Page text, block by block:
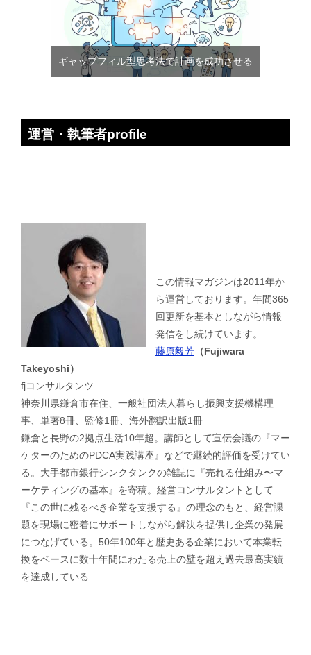
ギャップフィル型思考法で計画を成功させる
運営・執筆者profile
この情報マガジンは2011年か
ら運営しております。年間365
回更新を基本としながら情報
発信をし続けています。
藤原毅芳 （Fujiwara
Takeyoshi）
fjコンサルタンツ
神奈川県鎌倉市在住、一般社団法人暮らし振興支援機構理
事、単著8冊、監修1冊、海外翻訳出版1冊
鎌倉と長野の2拠点生活10年超。講師として宣伝会議の『マー
ケターのためのPDCA実践講座』などで継続的評価を受けてい
る。大手都市銀行シンクタンクの雑誌に『売れる仕組み〜マ
ーケティングの基本』を寄稿。経営コンサルタントとして
『この世に残るべき企業を支援する』の理念のもと、経営課
題を現場に密着にサポートしながら解決を提供し企業の発展
につなげている。50年100年と歴史ある企業において本業転
換をベースに数十年間にわたる売上の壁を超え過去最高実績
を達成している